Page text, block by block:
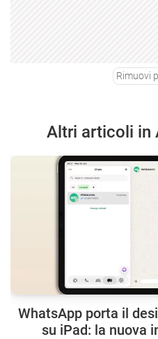
Rimuovi
Altri articoli in
WhatsApp porta il
su iPad: la nuova